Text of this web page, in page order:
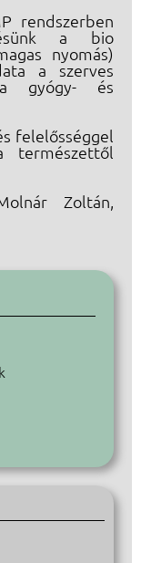
rendszerben
a bio
nyomás)
a szerves
gyógy- és
felelősséggel
természettől
Zoltán,